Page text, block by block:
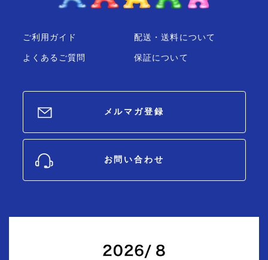
ご利用ガイド
よくあるご質問
配送・送料について
保証について
メルマガ登録
お問い合わせ